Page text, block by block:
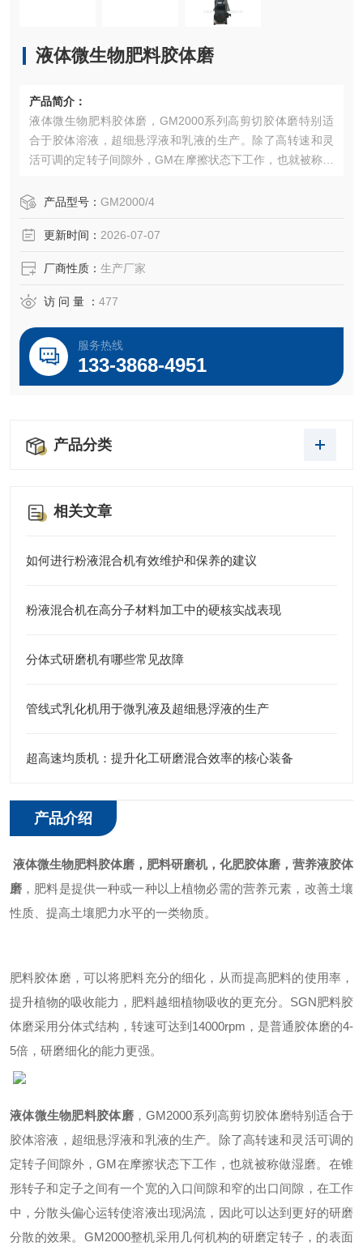
液体微生物肥料胶体磨
产品简介：
液体微生物肥料胶体磨，GM2000系列高剪切胶体磨特别适
合于胶体溶液，超细悬浮液和乳液的生产。除了高转速和灵
活可调的定转子间隙外，GM在摩擦状态下工作，也就被称做
产品型号： GM2000/4
更新时间： 2026-07-07
厂商性质： 生产厂家
访 问 量 ： 477
服务热线
133-3868-4951
产品分类
相关文章
如何进行粉液混合机有效维护和保养的建议
粉液混合机在高分子材料加工中的硬核实战表现
分体式研磨机有哪些常见故障
管线式乳化机用于微乳液及超细悬浮液的生产
超高速均质机：提升化工研磨混合效率的核心装备
产品介绍
液体微生物肥料胶体磨，肥料研磨机，化肥胶体磨，营养液胶体
磨 ，肥料是提供一种或一种以上植物必需的营养元素，改善土壤
性质、提高土壤肥力水平的一类物质。
肥料胶体磨，可以将肥料充分的细化，从而提高肥料的使用率，
提升植物的吸收能力，肥料越细植物吸收的更充分。 SGN肥料胶
体磨采用分体式结构，转速可达到14000rpm，是普通胶体磨的4-
5倍，研磨细化的能力更强。
液体微生物肥料胶体磨，GM2000系列高剪切胶体磨特别适合于
胶体溶液，超细悬浮液和乳液的生产。除了高转速和灵活可调的
定转子间隙外，GM在摩擦状态下工作，也就被称做湿磨。在锥
形转子和定子之间有一个宽的入口间隙和窄的出口间隙，在工作
中，分散头偏心运转使溶液出现涡流，因此可以达到更好的研磨
分散的效果。 GM2000整机采用几何机构的研磨定转子，的表面